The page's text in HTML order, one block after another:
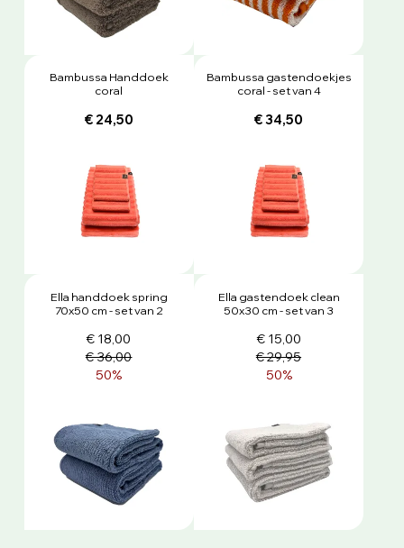
Bambussa Handdoek
coral
€ 24,50
Bambussa gastendoekjes
coral - set van 4
€ 34,50
Ella handdoek spring
70x50 cm - set van 2
€ 18,00
€ 36,00
50%
Ella gastendoek clean
50x30 cm - set van 3
€ 15,00
€ 29,95
50%